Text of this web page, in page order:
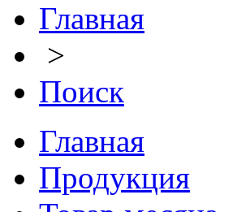
Главная
>
Поиск
Главная
Продукция